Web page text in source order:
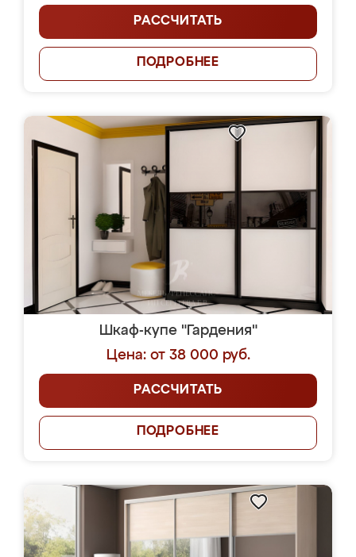
РАССЧИТАТЬ
ПОДРОБНЕЕ
Шкаф-купе "Гардения"
Цена: от 38 000 руб.
РАССЧИТАТЬ
ПОДРОБНЕЕ